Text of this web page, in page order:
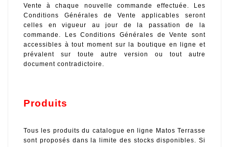
Vente à chaque nouvelle commande effectuée. Les
Conditions Générales de Vente applicables seront
celles en vigueur au jour de la passation de la
commande. Les Conditions Générales de Vente sont
accessibles à tout moment sur la boutique en ligne et
prévalent sur toute autre version ou tout autre
document contradictoire.
Produits
Tous les produits du catalogue en ligne Matos Terrasse
sont proposés dans la limite des stocks disponibles. Si